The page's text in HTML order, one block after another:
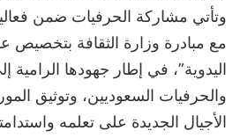
وتأتي مشاركة الحرفيات ضمن
اليدوية”، في إطار جهودها الرامية
والحرفيات السعوديين، وتوثيق
الأجيال الجديدة على تعلمه